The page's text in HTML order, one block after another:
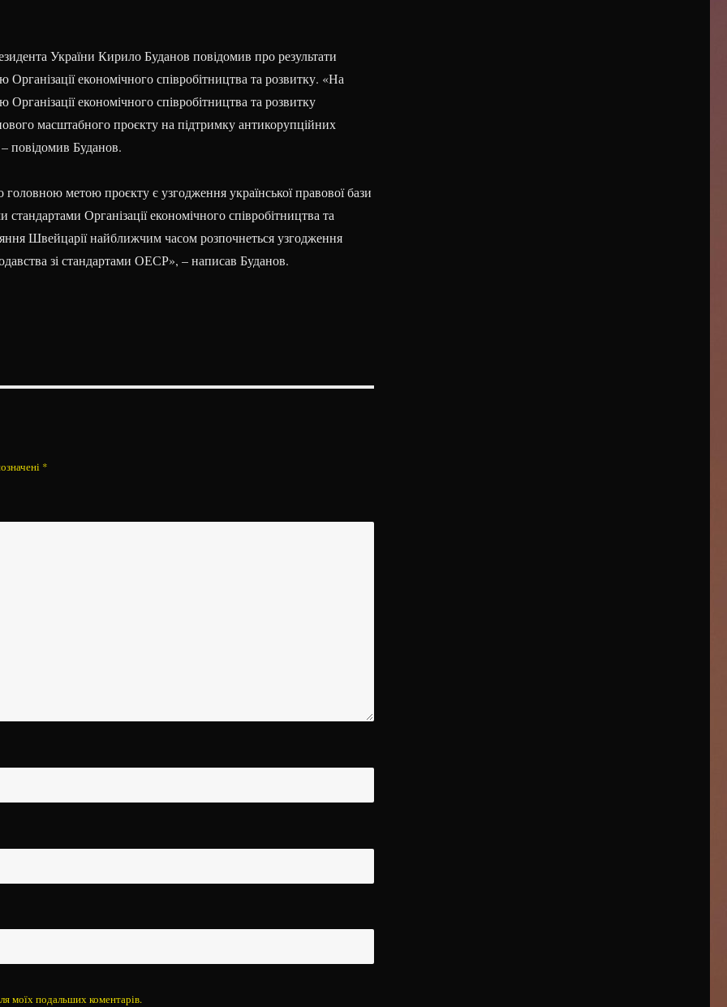
України Кирило Буданов повідомив про результати
Організації економічного співробітництва та розвитку. «На
Організації економічного співробітництва та розвитку
масштабного проєкту на підтримку антикорупційних
повідомив Буданов.
метою проєкту є узгодження української правової бази
Організації економічного співробітництва та
Швейцарії найближчим часом розпочнеться узгодження
зі стандартами ОЕСР», – написав Буданов.
*
моїх подальших коментарів.